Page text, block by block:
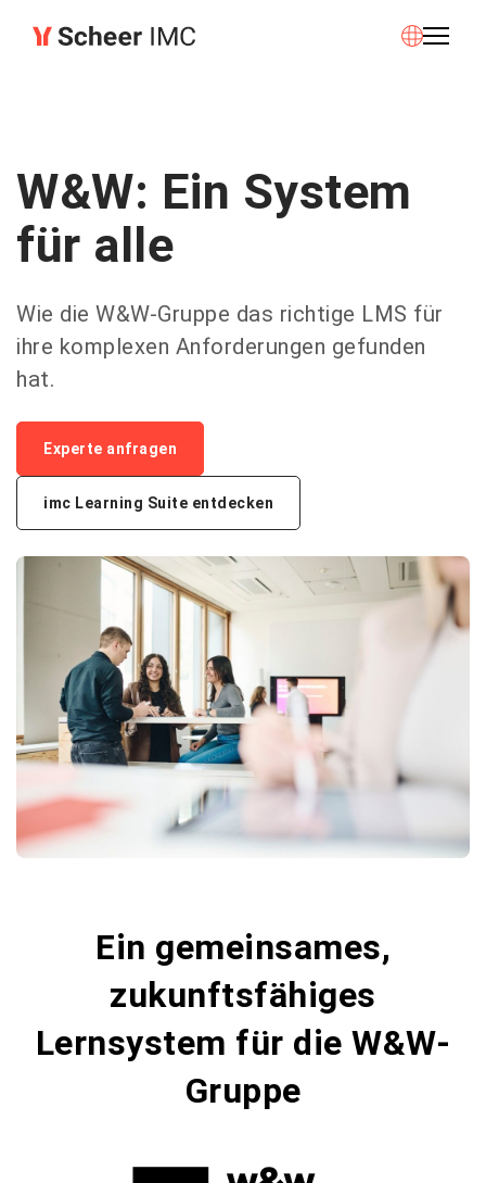
W&W: Ein System
für alle
Wie die W&W-Gruppe das richtige LMS für
ihre komplexen Anforderungen gefunden
hat.
Experte anfragen
imc Learning Suite entdecken
Ein gemeinsames,
zukunftsfähiges
Lernsystem für die W&W-
Gruppe